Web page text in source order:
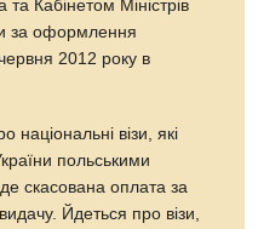
Кабінетом Міністрів
за оформлення
2012 року в
національні візи, які
польськими
скасована оплата за
Йдеться про візи,